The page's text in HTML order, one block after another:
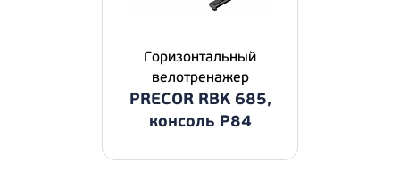
Горизонтальный
велотренажер
PRECOR RBK 685,
консоль P84